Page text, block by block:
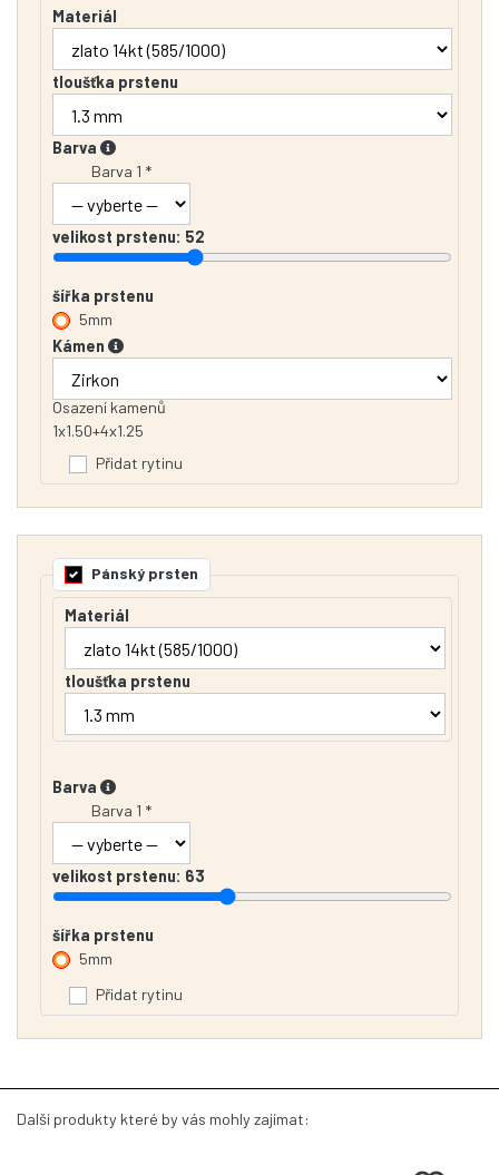
Materiál
tloušťka prstenu
Barva
Barva 1 *
velikost prstenu: 52
šířka prstenu
5mm
Kámen
Osazení kamenů
1x1.50+4x1.25
Přidat rytinu
Pánský prsten
Materiál
tloušťka prstenu
Barva
Barva 1 *
velikost prstenu: 63
šířka prstenu
5mm
Přidat rytinu
Další produkty které by vás mohly zajímat: